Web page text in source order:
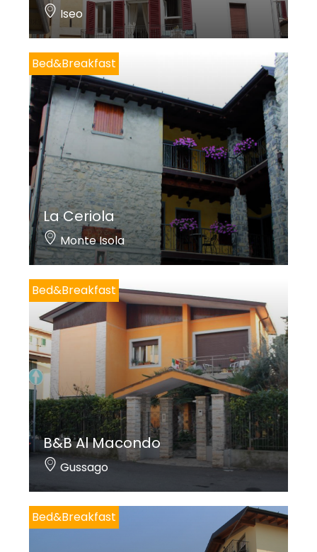
Iseo
Bed&Breakfast
La Ceriola
Monte Isola
Bed&Breakfast
B&B Al Macondo
Gussago
Bed&Breakfast